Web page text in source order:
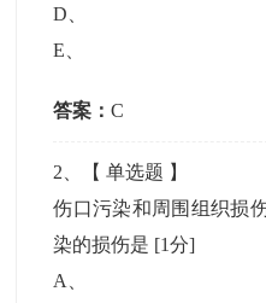
D
E
答案：C
2 、【单选题 】
伤口污染和周围组织损
染的损伤是 [1分]
A